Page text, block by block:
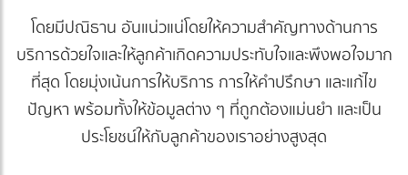
โดยมีปณิธาน อันแน่วแน่โดยให้ความสำคัญทางด้านการ
บริการด้วยใจและให้ลูกค้าเกิดความประทับใจและพึงพอใจมาก
ที่สุด โดยมุ่งเน้นการให้บริการ การให้คำปรึกษา และแก้ไข
ปัญหา พร้อมทั้งให้ข้อมูลต่าง ๆ ที่ถูกต้องแม่นยำ และเป็น
ประโยชน์ให้กับลูกค้าของเราอย่างสูงสุด